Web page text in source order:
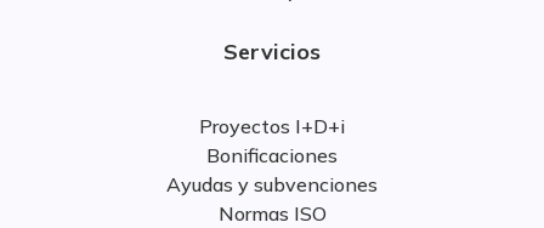
Servicios
Proyectos I+D+i
Bonificaciones
Ayudas y subvenciones
Normas ISO